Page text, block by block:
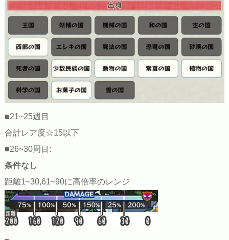
■21~25週目
合計レア度☆15以下
■26~30周目:
条件なし
距離1~30,61~90に高倍率のレンジ